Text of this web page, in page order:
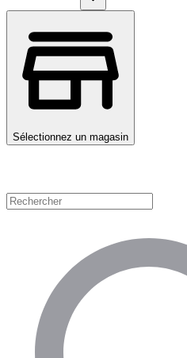
Sélectionnez un magasin